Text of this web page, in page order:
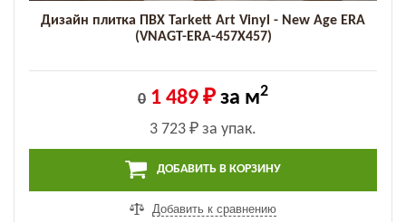
Дизайн плитка ПВХ Tarkett Art Vinyl - New Age ERA
(VNAGT-ERA-457X457)
0 1 489 ₽ за м2
3 723 ₽ за упак.
ДОБАВИТЬ В КОРЗИНУ
Добавить к сравнению